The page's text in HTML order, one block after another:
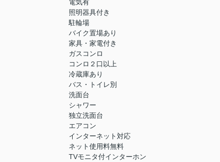
電気有
照明器具付き
駐輪場
バイク置場あり
家具・家電付き
ガスコンロ
コンロ２口以上
冷蔵庫あり
バス・トイレ別
洗面台
シャワー
独立洗面台
エアコン
インターネット対応
ネット使用料無料
TVモニタ付インターホン